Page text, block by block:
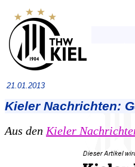
21.01.2013
Kieler Nachrichten:
Aus den Kieler